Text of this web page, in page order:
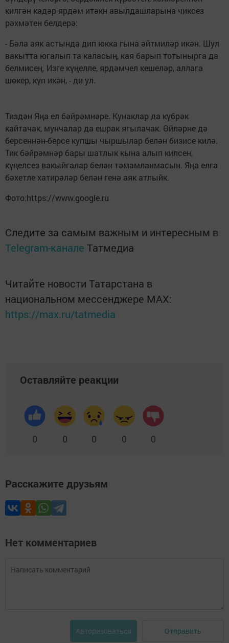
килгән кадәр ярдәм итәкн авылдашларына чиксез
рәхмәтен белдерә:
- Бәла аяк астында дип юкка гына әйтмиләр икән. Шул
вакытта югалып та каласың, кая барып тотынырга да
белмисең. Изге күңелле, ярдәмчел кешеләр, аллага
шөкер, күп икән, - ди ул.
Тиздән Яңа ел бәйрәмнәре. Кунаклар да күбрәк
кайтачак, мунчалар да ешрак ягылачак. Өйләрне дә
берсеннән-берсе купшы чыршылар белән бизисе килә.
Тик бәйрәмнәр бары шатлык кына алып килсен,
күңелсез вакыйгалар белән тәмамланмасын. Яңа елга
бәхетле хатирәләр белән генә аяк атлыйк.
Фото:https://www.google.ru
Следите за самым важным и интересным в
Telegram-канале Татмедиа
Читайте новости Татарстана в
национальном мессенджере MАХ:
https://max.ru/tatmedia
Оставляйте реакции
0 0 0 0 0
Расскажите друзьям
Нет комментариев
Авторизоваться Отправить